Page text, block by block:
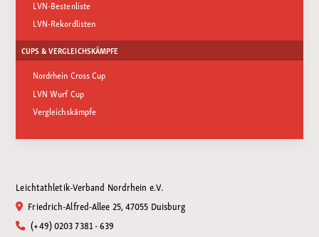
LVN-Bestenliste
LVN-Rekordlisten
CUPS & VERGLEICHSKÄMPFE
Nordrhein Cross Cup
LVN Wurf Cup
Vergleichskämpfe
Leichtathletik-Verband Nordrhein e.V.
Friedrich-Alfred-Allee 25, 47055 Duisburg
(+49) 0203 7381 - 639